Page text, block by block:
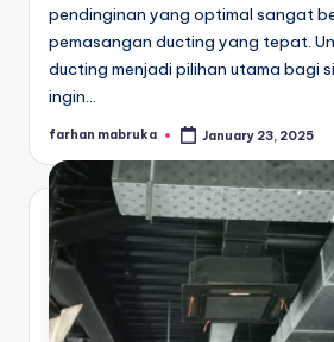
pendinginan yang optimal sangat
pemasangan ducting yang tepat.
ducting menjadi pilihan utama bagi
ingin…
Posted
farhan mabruka January 23, 2025